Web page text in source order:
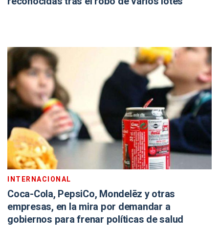
INTERNACIONAL
Coca-Cola, PepsiCo, Mondelēz y otras
empresas, en la mira por demandar a
gobiernos para frenar políticas de salud